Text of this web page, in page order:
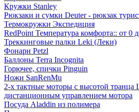
Кружки Stanley
Рюкзаки и сумки Deuter - рюкзак
Термокружки Экспедиция
RedPoint Температура комфорта:: от 0
Треккинговые палки Leki (Леки)
Фонари Petzl
Баллоны Terra Incognita
Горючее, спички Pinguin
Ножи SanRenMu
2-х тактные моторы с высотой транца
дистанционным управлением мотора
Посуда Aladdin из полимера